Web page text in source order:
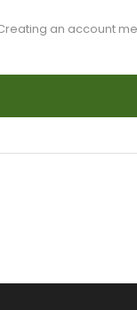
an account